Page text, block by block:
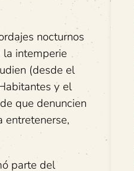
nocturnos
intemperie
(desde el
y el
que denuncien
entretenerse,
parte del